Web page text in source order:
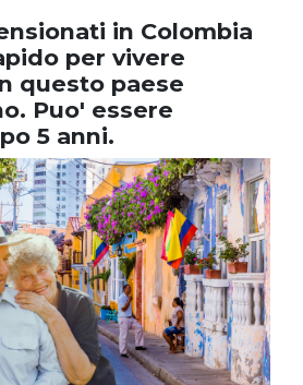
in Colombia
per vivere
questo paese
Puo' essere
5 anni.